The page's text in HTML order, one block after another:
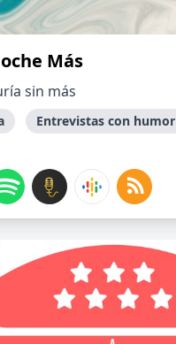
Más
sin más
Entrevistas con humor